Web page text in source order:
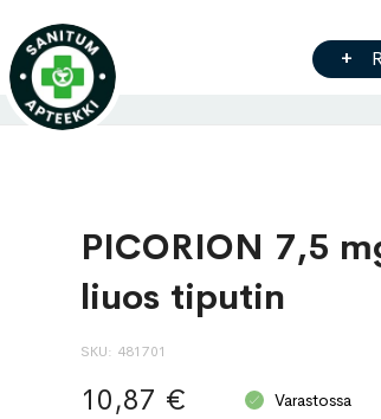
PICORION 7,5
liuos tiputin
SKU 481701
10,87 € Varastossa